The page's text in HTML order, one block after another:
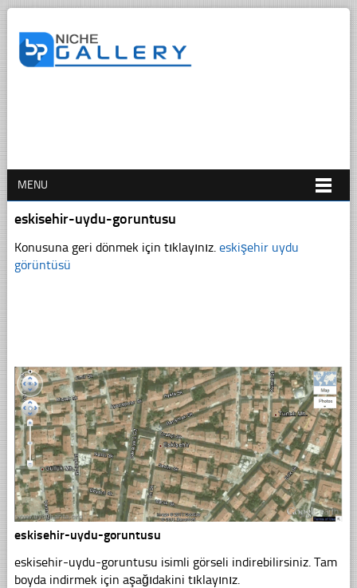
MENU
eskisehir-uydu-goruntusu
Konusuna geri dönmek için tıklayınız. eskişehir uydu
görüntüsü
eskisehir-uydu-goruntusu
eskisehir-uydu-goruntusu isimli görseli indirebilirsiniz. Tam
boyda indirmek için aşağıdakini tıklayınız.